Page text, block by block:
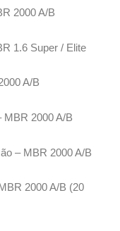
2000 A/B
1.6 Super / Elite
A/B
2000 A/B
– MBR 2000 A/B
2000 A/B (20